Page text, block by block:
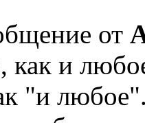
от
как и
"и